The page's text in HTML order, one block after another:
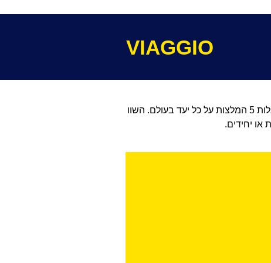
VIAGGIO
במגוון ערים בעולם. בואו לגלות 5 המלצות על כל יעד בעולם. השוו
או יחידים.